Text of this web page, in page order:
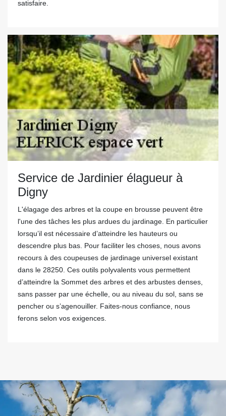
satisfaire.
Service de Jardinier élagueur à
Digny
L'élagage des arbres et la coupe en brousse peuvent être
l'une des tâches les plus ardues du jardinage. En particulier
lorsqu’il est nécessaire d’atteindre les hauteurs ou
descendre plus bas. Pour faciliter les choses, nous avons
recours à des coupeuses de jardinage universel existant
dans le 28250. Ces outils polyvalents vous permettent
d’atteindre la Sommet des arbres et des arbustes denses,
sans passer par une échelle, ou au niveau du sol, sans se
pencher ou s’agenouiller. Faites-nous confiance, nous
ferons selon vos exigences.